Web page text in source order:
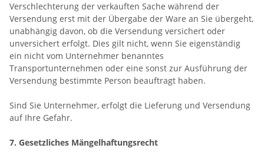
Verschlechterung der verkauften Sache während der
Versendung erst mit der Übergabe der Ware an Sie übergeht,
unabhängig davon, ob die Versendung versichert oder
unversichert erfolgt. Dies gilt nicht, wenn Sie eigenständig
ein nicht vom Unternehmer benanntes
Transportunternehmen oder eine sonst zur Ausführung der
Versendung bestimmte Person beauftragt haben.
Sind Sie Unternehmer, erfolgt die Lieferung und Versendung
auf Ihre Gefahr.
7. Gesetzliches Mängelhaftungsrecht